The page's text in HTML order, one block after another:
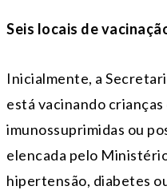
Seis locais de
Inicialmente, a
está vacinando crianças
imunossuprimidas ou
elencada pelo
hipertensão, diabetes